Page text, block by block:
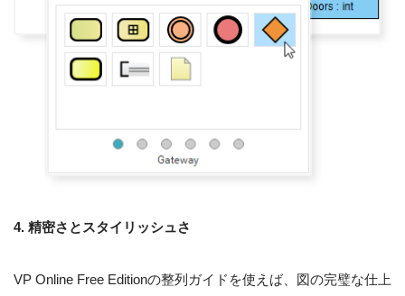
4. 精密さとスタイリッシュさ
VP Online Free Editionの整列ガイドを使えば、図の完璧な仕上